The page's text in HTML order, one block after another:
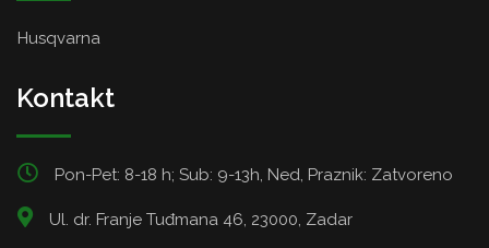
Husqvarna
Kontakt
Pon-Pet: 8-18 h; Sub: 9-13h, Ned, Praznik: Zatvoreno
Ul. dr. Franje Tuđmana 46, 23000, Zadar